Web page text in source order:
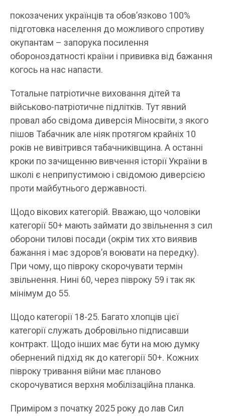
покозачених українців та обовʼязково 100%
підготовка населення до можливого спротиву
окупантам – запорука посилення
обороноздатності країни і прививка від бажання
когось на нас напасти.
Тотальне патріотичне виховання дітей та
військово-патріотичне підлітків. Тут явний
провал або свідома диверсія Міносвіти, з якого
пішов Табачник але ніяк протягом крайніх 10
років не вивітрився табачниківщина. А останні
кроки по зачищенню вивчення історії України в
школі є неприпустимою і свідомою диверсією
проти майбутнього державності.
Щодо вікових категорій. Вважаю, що чоловіки
категорії 50+ мають займати до звільнення з сил
оборони тилові посади (окрім тих хто виявив
бажання і має здоровʼя воювати на передку).
При чому, що півроку скорочувати термін
звільнення. Нині 60, через півроку 59 і так як
мінімум до 55.
Щодо категорії 18-25. Багато хлопців цієї
категорії служать добровільно підписавши
контракт. Щодо інших має бути на мою думку
обернений підхід як до категорії 50+. Кожних
півроку тривання війни має планово
скорочуватися верхня мобілізаційна планка.
Приміром з початку 2025 року до лав Сил